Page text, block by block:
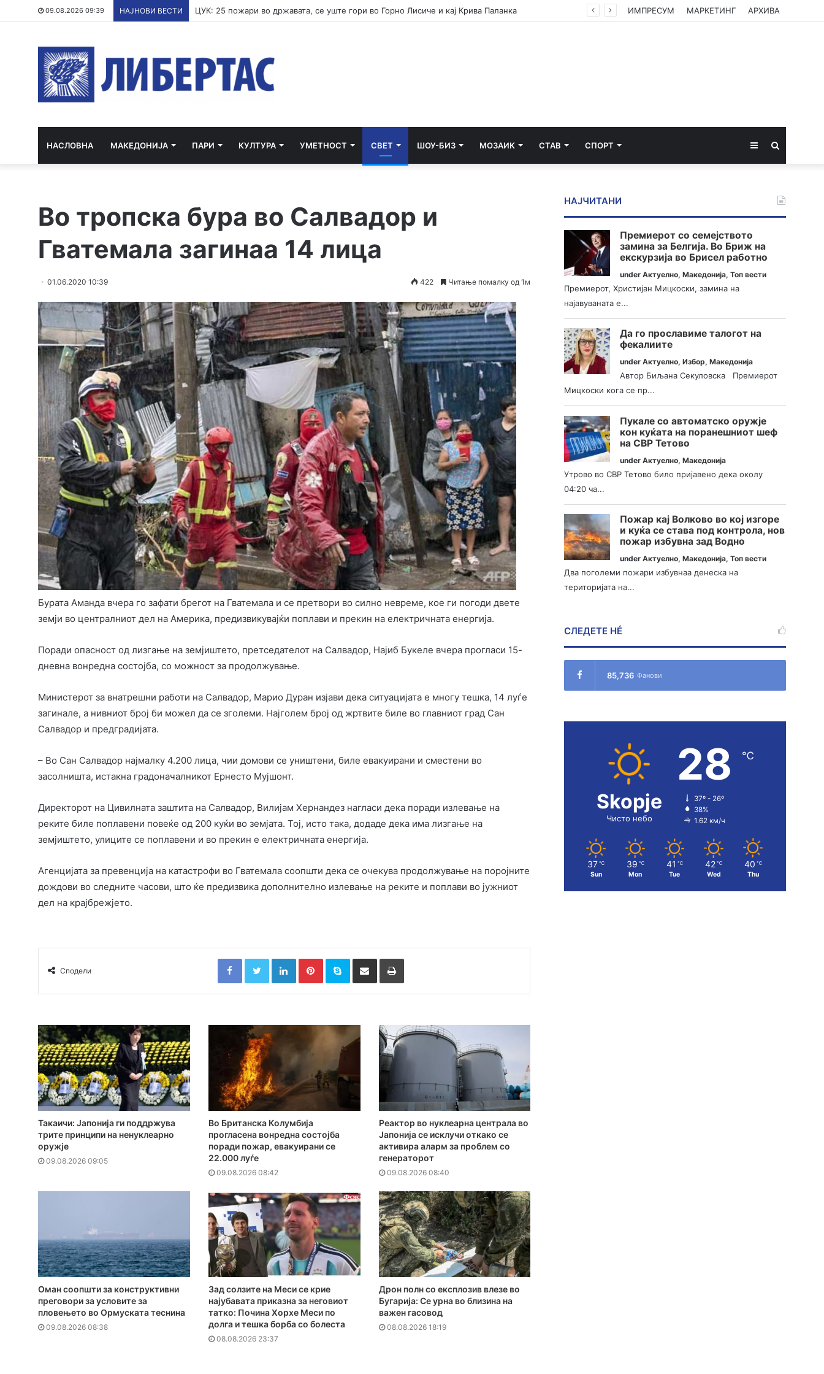
09.08.2026 09:39 НАЈНОВИ ВЕСТИ Такаичи: Јапонија ги поддржува трите принципи на ненуклеарно оружје ИМПРЕСУМ МАРКЕТИНГ АРХИВА
НАСЛОВНА МАКЕДОНИЈА ПАРИ КУЛТУРА УМЕТНОСТ СВЕТ ШОУ-БИЗ МОЗАИК СТАВ СПОРТ Sidebar
Во тропска бура во Салвадор и
Гватемала загинаа 14 лица
01.06.2020 10:39 422 Читање помалку од 1м
Бурата Аманда вчера го зафати брегот на Гватемала и се претвори во силно невреме, кое ги погоди двете
земји во централниот дел на Америка, предизвикувајќи поплави и прекин на електричната енергија.
Поради опасност од лизгање на земјиштето, претседателот на Салвадор, Најиб Букеле вчера прогласи 15-
дневна вонредна состојба, со можност за продолжување.
Министерот за внатрешни работи на Салвадор, Марио Дуран изјави дека ситуацијата е многу тешка, 14 луѓе
загинале, а нивниот број би можел да се зголеми. Најголем број од жртвите биле во главниот град Сан
Салвадор и предградијата.
– Во Сан Салвадор најмалку 4.200 лица, чии домови се уништени, биле евакуирани и сместени во
засолништа, истакна градоначалникот Ернесто Мујшонт.
Директорот на Цивилната заштита на Салвадор, Вилијам Хернандез нагласи дека поради излевање на
реките биле поплавени повеќе од 200 куќи во земјата. Тој, исто така, додаде дека има лизгање на
земјиштето, улиците се поплавени и во прекин е електричната енергија.
Агенцијата за превенција на катастрофи во Гватемала соопшти дека се очекува продолжување на поројните
дождови во следните часови, што ќе предизвика дополнително излевање на реките и поплави во јужниот
дел на крајбрежјето.
Сподели
FacebookTwitterLinkedInPinterestSkype Сподели преку Е-маил Испринтај
Такаичи: Јапонија ги поддржува
трите принципи на ненуклеарно
оружје
09.08.2026 09:05
Во Британска Колумбија
прогласена вонредна состојба
поради пожар, евакуирани се
22.000 луѓе
09.08.2026 08:42
Реактор во нуклеарна централа во
Јапонија се исклучи откако се
активира аларм за проблем со
генераторот
09.08.2026 08:40
Оман соопшти за конструктивни
преговори за условите за
пловењето во Ормуската теснина
09.08.2026 08:38
Зад солзите на Меси се крие
најубавата приказна за неговиот
татко: Почина Хорхе Меси по
долга и тешка борба со болеста
08.08.2026 23:37
Дрон полн со експлозив влезе во
Бугарија: Се урна во близина на
важен гасовод
08.08.2026 18:19
НАЈЧИТАНИ
Премиерот со семејството
замина за Белгија. Во Бриж на
екскурзија во Брисел работно
underАктуелно,Македонија,Топ вести
Премиерот, Христијан Мицкоски, замина на
најавуваната е...
Да го прославиме талогот на
фекалиите
underАктуелно,Избор,Македонија
Автор Биљана Секуловска Премиерот
Мицкоски кога се пр...
Пукале со автоматско оружје
кон куќата на поранешниот шеф
на СВР Тетово
underАктуелно,Македонија
Утрово во СВР Тетово било пријавено дека околу
04:20 ча...
Пожар кај Волково во кој изгоре
и куќа се става под контрола, нов
пожар избувна зад Водно
underАктуелно,Македонија,Топ вести
Два поголеми пожари избувнаа денеска на
територијата на...
СЛЕДЕТЕ НÉ
85,736 Фанови
Skopje
Чисто небо
28 ℃
37º - 26º
38%
1.62 км/ч
37 ℃
Sun
39 ℃
Mon
41 ℃
Tue
42 ℃
Wed
40 ℃
Thu